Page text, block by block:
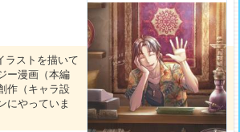
ラストを描いて
ー漫画（本編
作（キャラ設
にやっていま